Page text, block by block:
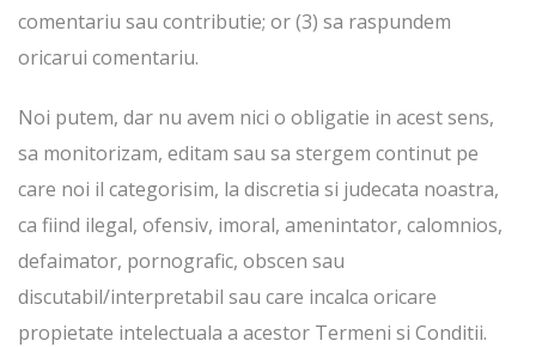
comentariu sau contributie; or (3) sa raspundem
oricarui comentariu.
Noi putem, dar nu avem nici o obligatie in acest sens,
sa monitorizam, editam sau sa stergem continut pe
care noi il categorisim, la discretia si judecata noastra,
ca fiind ilegal, ofensiv, imoral, amenintator, calomnios,
defaimator, pornografic, obscen sau
discutabil/interpretabil sau care incalca oricare
propietate intelectuala a acestor Termeni si Conditii.